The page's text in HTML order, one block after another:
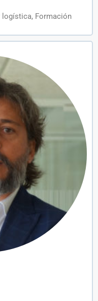
logística, Formación